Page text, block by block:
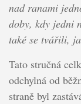
nad ranami
doby, kdy jedni
také se tvářili,
Tato stručná
odchylná od
straně byl